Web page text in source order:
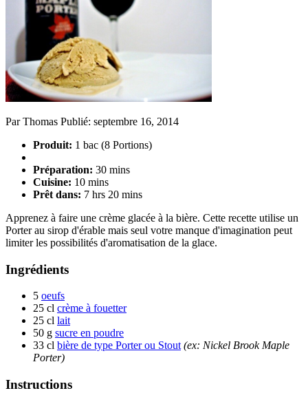
ParThomas Publié: septembre 16, 2014
Produit: 1 bac (8 Portions)
Préparation: 30 mins
Cuisine: 10 mins
Prêt dans: 7 hrs 20 mins
Apprenez à faire une crème glacée à la bière. Cette recette utilise un
Porter au sirop d'érable mais seul votre manque d'imagination peut
limiter les possibilités d'aromatisation de la glace.
Ingrédients
5 oeufs
25 cl crème à fouetter
25 cl lait
50 g sucre en poudre
33 cl bière de type Porter ou Stout (ex: Nickel Brook Maple
Porter)
Instructions